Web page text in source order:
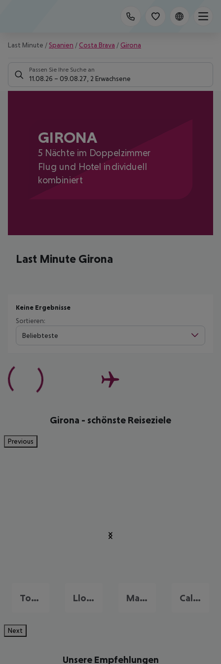
Last Minute / Spanien / Costa Brava / Girona
Passen Sie Ihre Suche an
11.08.26 – 09.08.27 2 Erwachsene
GIRONA
5 Nächte im Doppelzimmer
Flug und Hotel individuell
kombiniert
Last Minute Girona
Keine Ergebnisse
Sortieren:
Beliebteste
Girona - schönste Reiseziele
Previous
Tossa de Mar Lloret de Mar Malgrat de Mar Calella
Next
Unsere Empfehlungen